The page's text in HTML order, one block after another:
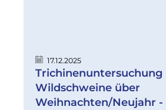
17.12.2025
Trichinenuntersuchung
Wildschweine über
Weihnachten/Neujahr -